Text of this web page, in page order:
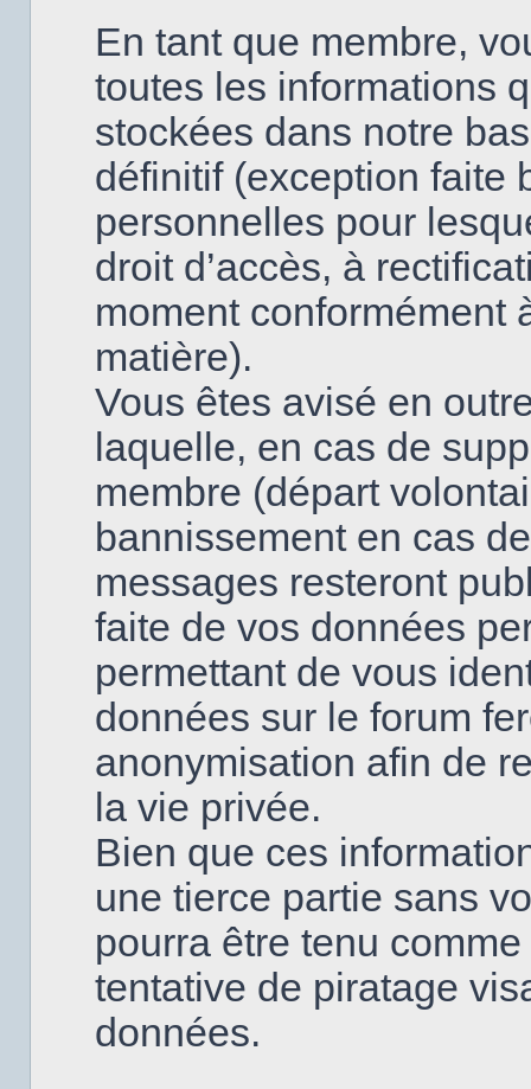
En tant que membre,
toutes les informations
stockées dans notre
définitif (exception faite
personnelles pour
droit d’accès, à
moment conformément
matière).
Vous êtes avisé en
laquelle, en cas de
membre (départ
bannissement en cas
messages resteront
faite de vos données
permettant de vous
données sur le forum
anonymisation afin de
la vie privée.
Bien que ces
une tierce partie sans
pourra être tenu
tentative de piratage
données.